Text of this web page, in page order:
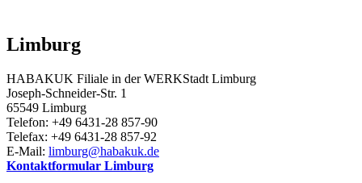
Limburg
HABAKUK Filiale in der WERKStadt Limburg
Joseph-Schneider-Str. 1
65549 Limburg
Telefon: +49 6431-28 857-90
Telefax: +49 6431-28 857-92
E-Mail: limburg@habakuk.de
Kontaktformular Limburg